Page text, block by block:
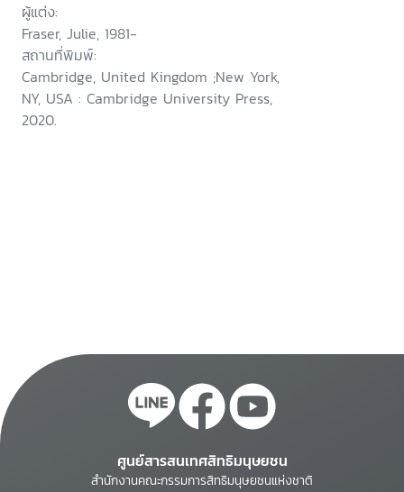
ผู้แต่ง:
Fraser, Julie, 1981-
สถานที่พิมพ์:
Cambridge, United Kingdom ;New York,
NY, USA : Cambridge University Press,
2020.
ศูนย์สารสนเทศสิทธิมนุษยชน
สำนักงานคณะกรรมการสิทธิมนุษยชนแห่งชาติ